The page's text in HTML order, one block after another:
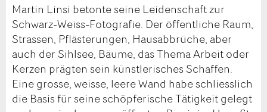
Martin Linsi betonte seine Leidenschaft zur
Schwarz-Weiss-Fotografie. Der öffentliche Raum,
Strassen, Pflästerungen, Hausabbrüche, aber
auch der Sihlsee, Bäume, das Thema Arbeit oder
Kerzen prägten sein künstlerisches Schaffen.
Eine grosse, weisse, leere Wand habe schliesslich
die Basis für seine schöpferische Tätigkeit gelegt